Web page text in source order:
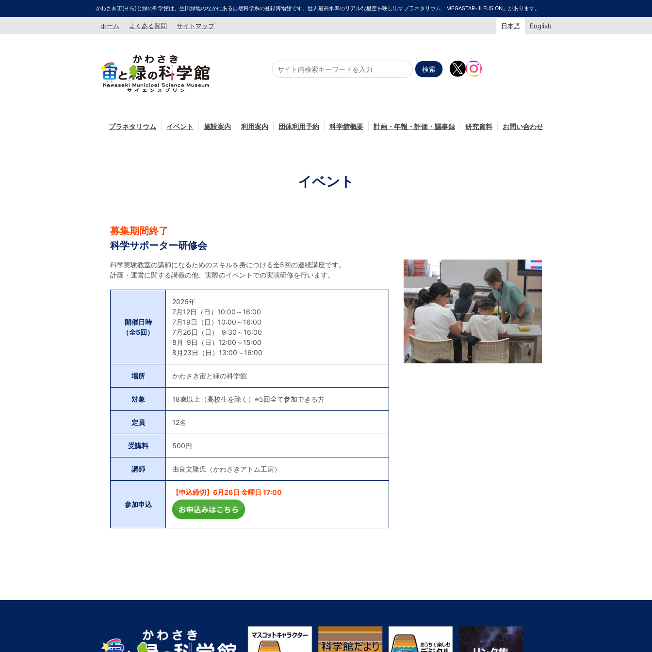
かわさき宙(そら)と緑の科学館は、生田緑地のなかにある自然科学系の登録博物館です。世界最高水準のリアルな星空を映し出すプラネタリウム「MEGASTAR-Ⅲ FUSION」があります。
ホーム よくある質問 サイトマップ 日本語 English
プラネタリウム イベント 施設案内 利用案内 団体利用予約 科学館概要 計画・年報・評価・議事録 研究資料 お問い合わせ
イベント
募集期間終了
科学サポーター研修会
科学実験教室の講師になるためのスキルを身につける全5回の連続講座です。
計画・運営に関する講義の他、実際のイベントでの実演研修を行います。
開催日時
（全5回）
2026年
7月12日（日）10:00～16:00
7月19日（日）10:00～16:00
7月26日（日） 9:30～16:00
8月 9日（日）12:00～15:00
8月23日（日）13:00～16:00
場所 かわさき宙と緑の科学館
対象 18歳以上（高校生を除く）※5回全て参加できる方
定員 12名
受講料 500円
講師 由良文隆氏（かわさきアトム工房）
参加申込
【申込締切】6月26日 金曜日 17:00